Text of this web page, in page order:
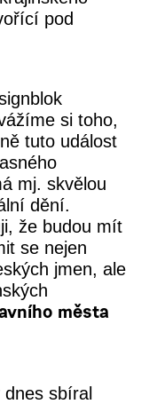
pod
si toho,
tuto událost
mj. skvělou
dění.
že budou mít
se nejen
jmen, ale
města
sbíral